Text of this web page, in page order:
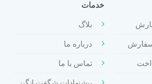
سفارش
خدمات
بلاگ
درباره ما
تماس با ما